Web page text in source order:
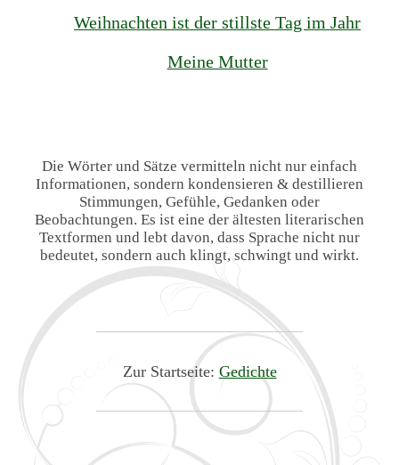
Weihnachten ist der stillste Tag im Jahr
Meine Mutter
Die Wörter und Sätze vermitteln nicht nur einfach
Informationen, sondern kondensieren & destillieren
Stimmungen, Gefühle, Gedanken oder
Beobachtungen. Es ist eine der ältesten literarischen
Textformen und lebt davon, dass Sprache nicht nur
bedeutet, sondern auch klingt, schwingt und wirkt.
Zur Startseite: Gedichte